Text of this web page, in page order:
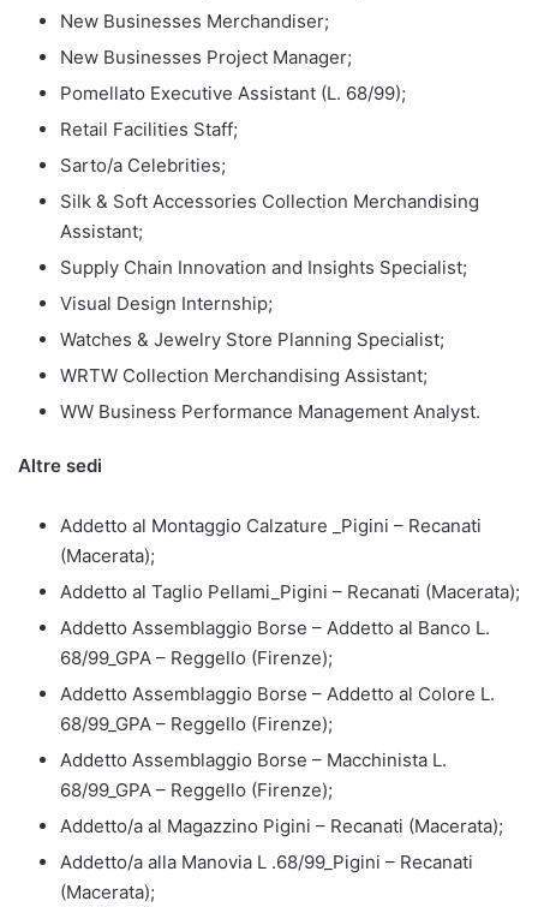
New Businesses Merchandiser;
New Businesses Project Manager;
Pomellato Executive Assistant (L. 68/99);
Retail Facilities Staff;
Sarto/a Celebrities;
Silk & Soft Accessories Collection Merchandising
Assistant;
Supply Chain Innovation and Insights Specialist;
Visual Design Internship;
Watches & Jewelry Store Planning Specialist;
WRTW Collection Merchandising Assistant;
WW Business Performance Management Analyst.
Altre sedi
Addetto al Montaggio Calzature _Pigini – Recanati
(Macerata);
Addetto al Taglio Pellami_Pigini – Recanati (Macerata);
Addetto Assemblaggio Borse – Addetto al Banco L.
68/99_GPA – Reggello (Firenze);
Addetto Assemblaggio Borse – Addetto al Colore L.
68/99_GPA – Reggello (Firenze);
Addetto Assemblaggio Borse – Macchinista L.
68/99_GPA – Reggello (Firenze);
Addetto/a al Magazzino Pigini – Recanati (Macerata);
Addetto/a alla Manovia L .68/99_Pigini – Recanati
(Macerata);